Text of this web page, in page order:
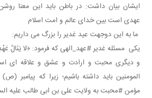
ایشان بیان داشت: در باطن باید این معنا
عهدی است بین خدای عالم و امت اسلام
ما به این دوجهت عید غدیر را بزرگ می داریم:
یکی مسئله غدیر #عهد_الهی که فرمود: ﴿لا يَنَالُ
و دیگری محبت و ارادت و عشق و علاقه ای
المومنین باید داشته باشیم؛ زیرا که پیامبر
مؤمن #محبت به ولایت علی بن ابی طالب علیه